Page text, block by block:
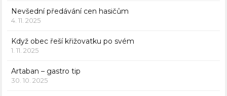
Nevšední předávání cen hasičům
4. 11. 2025
Když obec řeší křižovatku po svém
1. 11. 2025
Artaban – gastro tip
30. 10. 2025